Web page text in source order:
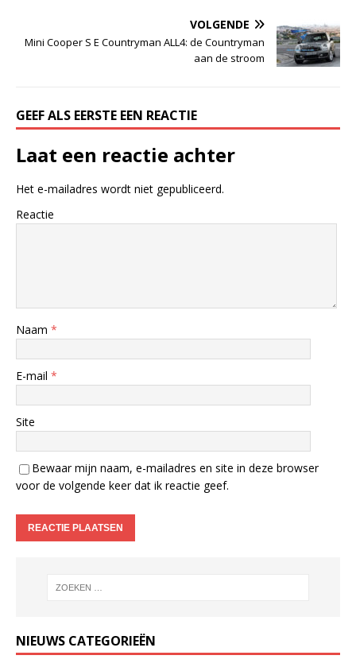
VOLGENDE
Mini Cooper S E Countryman ALL4: de Countryman
aan de stroom
GEEF ALS EERSTE EEN REACTIE
Laat een reactie achter
Het e-mailadres wordt niet gepubliceerd.
Reactie
Naam *
E-mail *
Site
Bewaar mijn naam, e-mailadres en site in deze browser
voor de volgende keer dat ik reactie geef.
NIEUWS CATEGORIEËN